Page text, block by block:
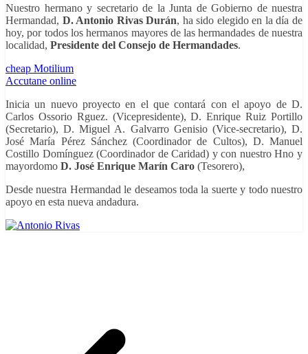
Nuestro hermano y secretario de la Junta de Gobierno de nuestra
Hermandad, D. Antonio Rivas Durán, ha sido elegido en la día de
hoy, por todos los hermanos mayores de las hermandades de nuestra
localidad, Presidente del Consejo de Hermandades.
cheap Motilium
Accutane online
Inicia un nuevo proyecto en el que contará con el apoyo de D.
Carlos Ossorio Rguez. (Vicepresidente), D. Enrique Ruiz Portillo
(Secretario), D. Miguel A. Galvarro Genisio (Vice-secretario), D.
José María Pérez Sánchez (Coordinador de Cultos), D. Manuel
Costillo Domínguez (Coordinador de Caridad) y con nuestro Hno y
mayordomo D. José Enrique Marín Caro (Tesorero),
Desde nuestra Hermandad le deseamos toda la suerte y todo nuestro
apoyo en esta nueva andadura.